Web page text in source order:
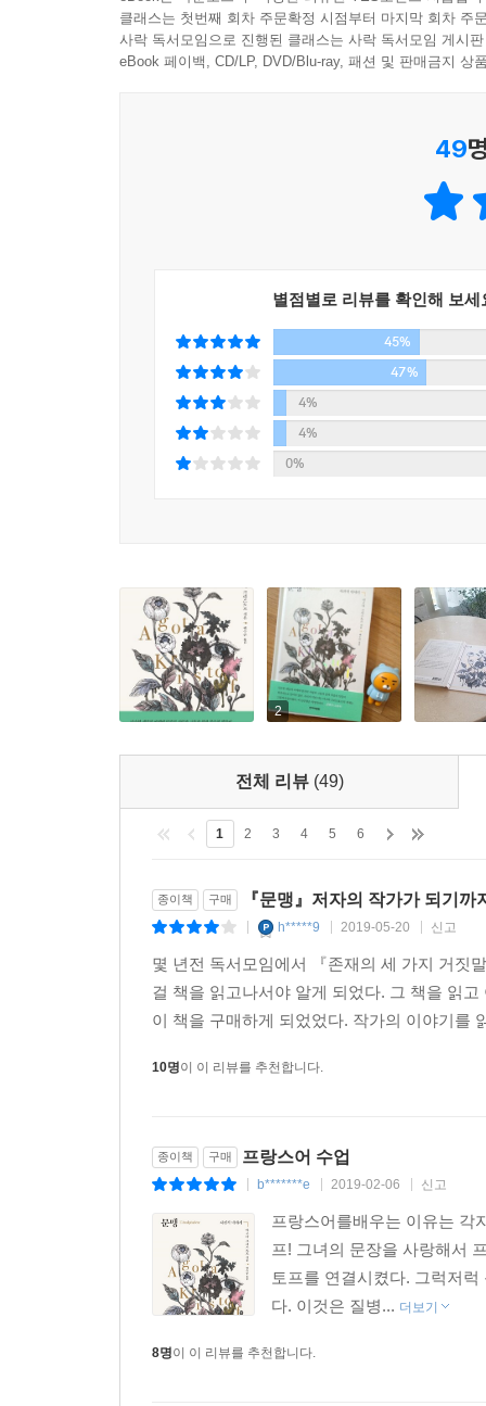
그녀는 유년기부터 청소년기, 그리고 결혼을 하고
배우는 경험을 한다. 『문맹』에서 그녀는 ‘문맹’
“내가 프랑스어로 말한 지는 30년도 더 되었고,
대로, 할 수 있는 한 최선을 다해 쓸 것이다.” _112쪽
“프랑스어로 쓰는 것, 그것은 나에게 강제된 일이
한 문맹의 도전.” _113쪽
누군가의 모국어와 나의 모국어 사이에서
소설가 백수린의 유려한 번역
『문맹』을 번역한 백수린 소설가는 아주 어린
바깥에서 이방인이 된 경험을 가지고 있다는 점에
걸 보여준다. 독자이자 소설가로서, 외국 문학을
그녀는 어느 때는 ‘이방인’이 되고, 또 어느 때는
모국어로 갖지 않은 누군가에게 이 책이 닿을 수
옮긴이의 말
『문맹』에서 인상적이었던 대목이 무엇이었냐
부분을 고를 것이다. 작가가 그 당시 들고 있던
들어 있었다고 작가가 적어놓았기 때문이다. 조
- 은 그녀에게 모국어와 외국어를 연결시켜주는
클래스는 첫번째 회차 주문확정 시점부터 마지막 회차 주
사락 독서모임으로 진행된 클래스는 사락 독서모임 게시
eBook 페이백, CD/LP, DVD/Blu-ray, 패션 및 판매금지 상
49
별점별로 리뷰를 확인해 보세
45%
47%
4%
4%
0%
2
전체 리뷰 (49)
1 2 3 4 5 6
종이책 구매 『문맹』저자의 작가가 되기까
h*****9 2019-05-20 신고
몇 년전 독서모임에서 『존재의 세 가지 거짓
걸 책을 읽고나서야 알게 되었다. 그 책을 읽
이 책을 구매하게 되었었다. 작가의 이야기를
10명이 이 리뷰를 추천합니다.
종이책 구매 프랑스어 수업
b*******e 2019-02-06 신고
프랑스어를배우는 이유는 각
프! 그녀의 문장을 사랑해서
토프를 연결시켰다. 그럭저
다. 이것은 질병... 더보기
8명이 이 리뷰를 추천합니다.